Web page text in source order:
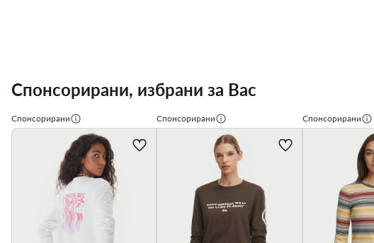
Спонсорирани, избрани за Вас
Спонсорирани Спонсорирани Спонсорирани